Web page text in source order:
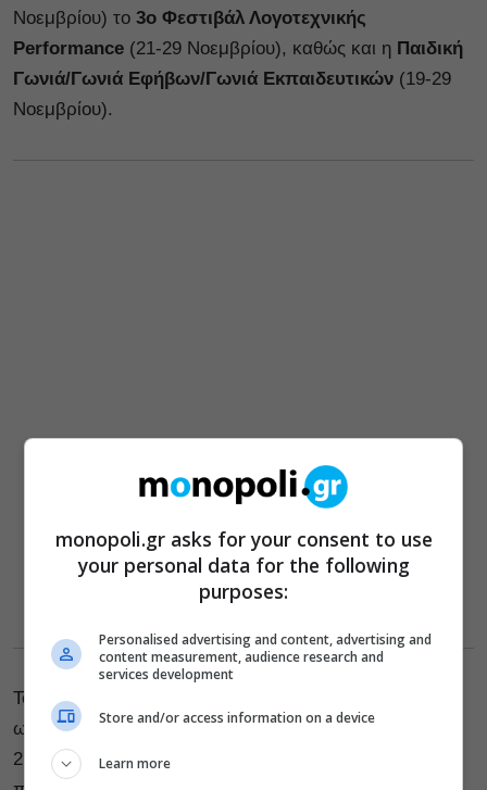
Νοεμβρίου) το 3ο Φεστιβάλ Λογοτεχνικής
Performance (21-29 Νοεμβρίου), καθώς και η Παιδική
Γωνιά/Γωνιά Εφήβων/Γωνιά Εκπαιδευτικών (19-29
Νοεμβρίου).
Το 7ο Φεστιβάλ Νέων Λογοτεχνών
ωριαίες παρουσιάσεις – συζητήσεις (21/11, 25/11 και
27/11), φέρνει το κοινό σε επαφή με δώδεκα νέους/ες
monopoli.gr asks for your consent to use
your personal data for the following
purposes:
Personalised advertising and content, advertising and
content measurement, audience research and
services development
Store and/or access information on a device
Learn more